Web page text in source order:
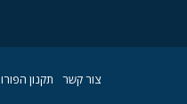
צור קשר תקנון